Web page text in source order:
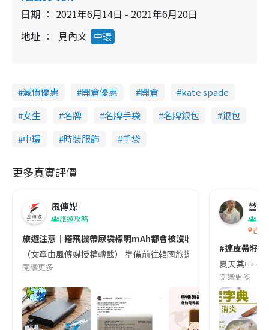
日期
2021年6月14日 - 2021年6月20日
地址
見內文 中環
減價優惠 開倉優惠 開倉
kate spade
女生
名牌 名牌手袋 名牌銀包
銀包
中環
時裝服飾 手袋
更多真實評價
風傳媒
旅遊攻略
旅遊注意｜搭飛機帶尿袋標明mAh都會被沒收😱出發前切記檢查
（文章由風傳媒授權轉載） 準備前往韓國旅遊的民眾，近期要
閱讀更多
營養
香港
#連皮帶籽
夏天其中一
閱讀更多